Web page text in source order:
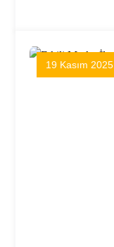
19 Kasım 2025